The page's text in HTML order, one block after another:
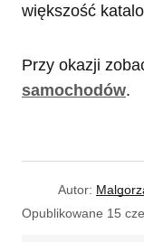
większość
Przy okazji
samochodów.
Autor:
Opublikowane 15